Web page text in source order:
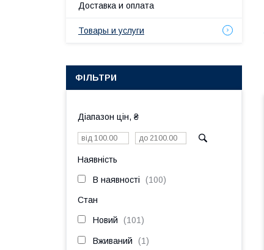
Доставка и оплата
Товары и услуги
ФІЛЬТРИ
Діапазон цін, ₴
Наявність
В наявності 100
Стан
Новий 101
Вживаний 1